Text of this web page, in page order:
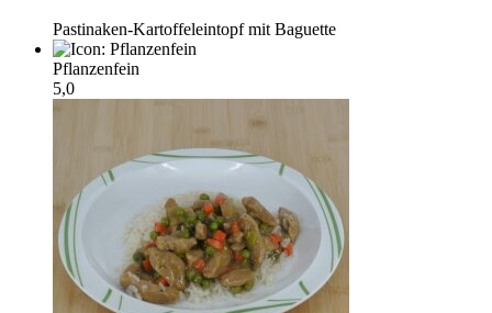
Pastinaken-Kartoffeleintopf mit Baguette
Pflanzenfein
5,0